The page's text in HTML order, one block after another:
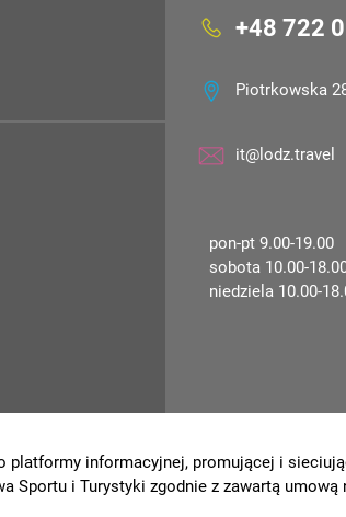
+48 722
Piotrkowska
it@lodz.travel
pon-pt 9.00-19.00
sobota 10.00-
niedziela 10.00-
platformy informacyjnej, promującej i
Sportu i Turystyki zgodnie z zawartą